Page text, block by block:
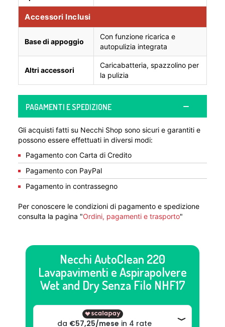
Accessori Inclusi
Base di appoggio
Con funzione ricarica e
autopulizia integrata
Altri accessori
Caricabatteria, spazzolino per
la pulizia
PAGAMENTI E SPEDIZIONE
Gli acquisti fatti su Necchi Shop sono sicuri e garantiti e
possono essere effettuati in diversi modi:
Pagamento con Carta di Credito
Pagamento con PayPal
Pagamento in contrassegno
Per conoscere le condizioni di pagamento e spedizione
consulta la pagina "Ordini, pagamenti e trasporto"
Necchi AutoClean 220
Lavapavimenti e Aspirapolvere
Wet and Dry Senza Filo NHF17